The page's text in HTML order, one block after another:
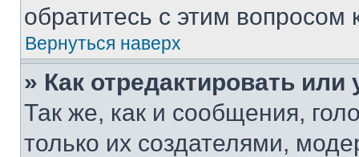
обратитесь с этим вопросом
Вернуться наверх
» Как отредактировать
Так же, как и сообщения,
только их создателями,